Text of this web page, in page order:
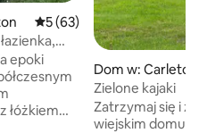
Średnia ocena: 5 na 5,
5 (63)
epoki
łóżkiem
Dom w: Carleton
Zielone kajaki
Zatrzymaj się i
wiejskim domu z